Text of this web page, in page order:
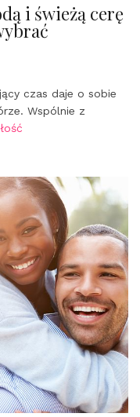
i świeżą cerę
czas daje o sobie
Wspólnie z